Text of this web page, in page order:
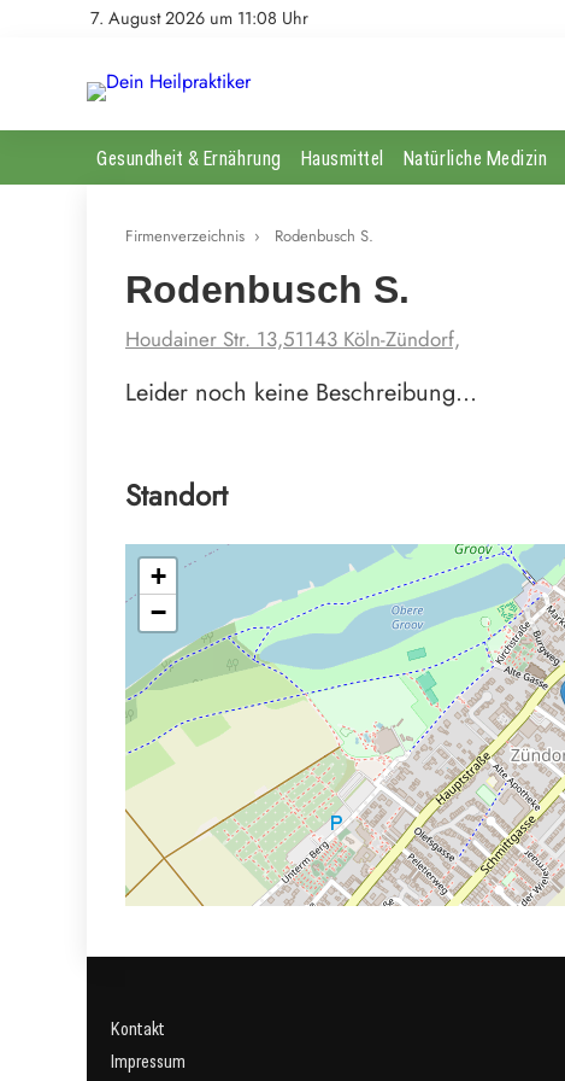
7. August 2026 um 11:08 Uhr
Gesundheit & Ernährung Hausmittel Natürliche Medizin
Firmenverzeichnis › Rodenbusch S.
Rodenbusch S.
Houdainer Str. 13,51143 Köln-Zündorf,
Leider noch keine Beschreibung…
Standort
+
−
Kontakt
Impressum